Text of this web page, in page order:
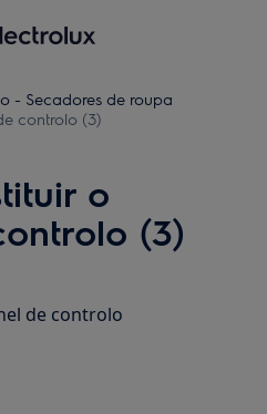
- Secadores de roupa
controlo (3)
o
(3)
de controlo